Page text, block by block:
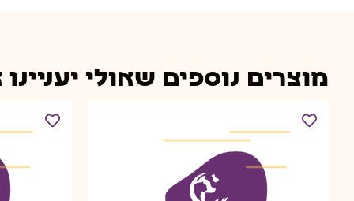
מוצרים נוספים שאולי